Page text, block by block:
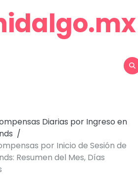
Diarias por Ingreso en
por Inicio de Sesión de
Resumen del Mes, Días